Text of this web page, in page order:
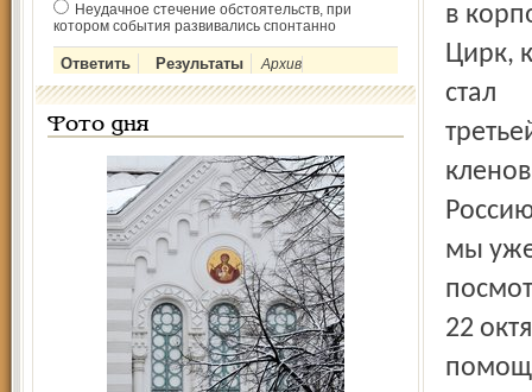
Неудачное стечение обстоятельств, при
котором события развивались спонтанно
Архив
Фото дня
в
Цирк,
стал
мы уже
22